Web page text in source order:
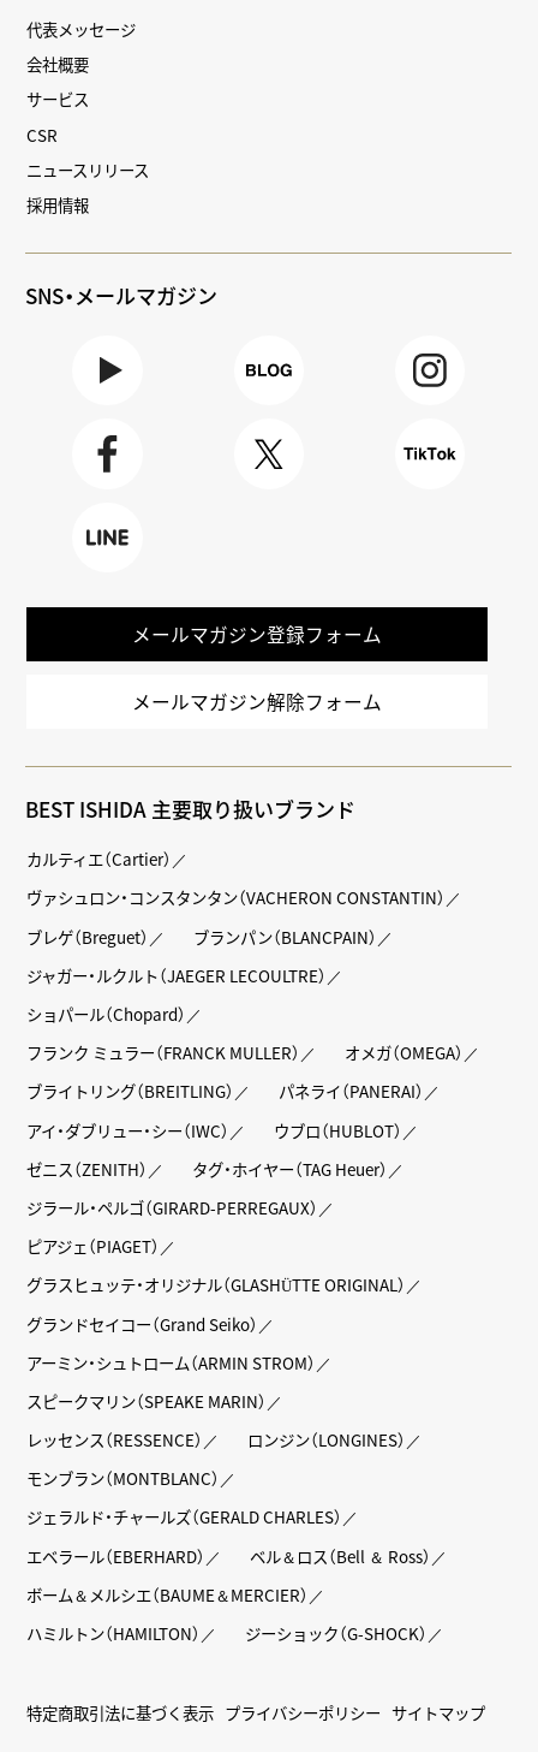
代表メッセージ
会社概要
サービス
CSR
ニュースリリース
採用情報
SNS・メールマガジン
メールマガジン登録フォーム
メールマガジン解除フォーム
BEST ISHIDA 主要取り扱いブランド
カルティエ（Cartier）
ヴァシュロン・コンスタンタン（VACHERON CONSTANTIN）
ブレゲ（Breguet）
ブランパン（BLANCPAIN）
ジャガー・ルクルト（JAEGER LECOULTRE）
ショパール（Chopard）
フランク ミュラー（FRANCK MULLER）
オメガ（OMEGA）
ブライトリング（BREITLING）
パネライ（PANERAI）
アイ・ダブリュー・シー（IWC）
ウブロ（HUBLOT）
ゼニス（ZENITH）
タグ・ホイヤー（TAG Heuer）
ジラール・ペルゴ（GIRARD-PERREGAUX）
ピアジェ（PIAGET）
グラスヒュッテ・オリジナル（GLASHÜTTE ORIGINAL）
グランドセイコー（Grand Seiko）
アーミン・シュトローム（ARMIN STROM）
スピークマリン（SPEAKE MARIN）
レッセンス（RESSENCE）
ロンジン（LONGINES）
モンブラン（MONTBLANC）
ジェラルド・チャールズ（GERALD CHARLES）
エベラール（EBERHARD）
ベル＆ロス（Bell ＆ Ross）
ボーム＆メルシエ（BAUME＆MERCIER）
ハミルトン（HAMILTON）
ジーショック（G-SHOCK）
特定商取引法に基づく表示 プライバシーポリシー サイトマップ